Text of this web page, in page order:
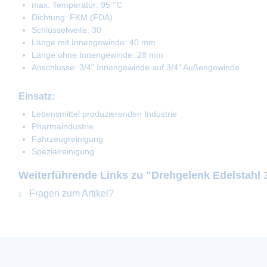
max. Temperatur: 95 °C
Dichtung: FKM (FDA)
Schlüsselweite: 30
Länge mit Innengewinde: 40 mm
Länge ohne Innengewinde: 28 mm
Anschlüsse: 3/4" Innengewinde auf 3/4" Außengewinde
Einsatz:
Lebensmittel produzierenden Industrie
Pharmaindustrie
Fahrzeugreinigung
Spezialreinigung
Weiterführende Links zu "Drehgelenk Edelstahl
Fragen zum Artikel?